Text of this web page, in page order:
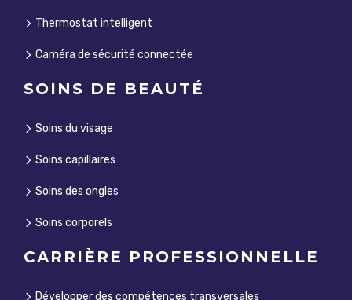
Thermostat intelligent
Caméra de sécurité connectée
SOINS DE BEAUTÉ
Soins du visage
Soins capillaires
Soins des ongles
Soins corporels
CARRIÈRE PROFESSIONNELLE
Développer des compétences transversales